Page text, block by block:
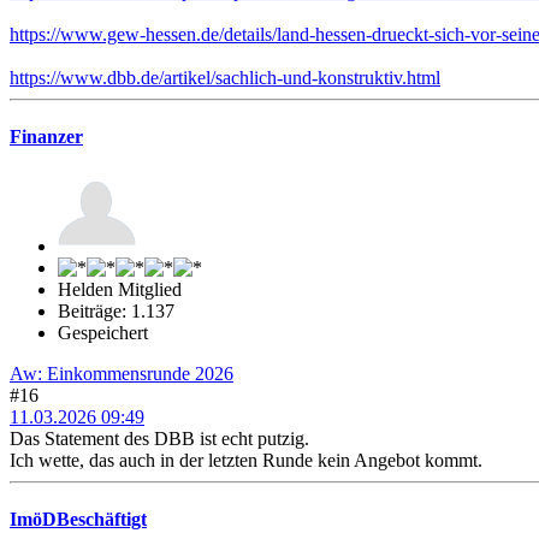
https://www.gew-hessen.de/details/land-hessen-drueckt-sich-vor-
https://www.dbb.de/artikel/sachlich-und-konstruktiv.html
Finanzer
Helden Mitglied
Beiträge: 1.137
Gespeichert
Aw: Einkommensrunde 2026
#16
11.03.2026 09:49
Das Statement des DBB ist echt putzig.
Ich wette, das auch in der letzten Runde kein Angebot kommt.
ImöDBeschäftigt